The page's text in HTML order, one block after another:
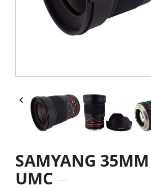

SAMYANG
UMC